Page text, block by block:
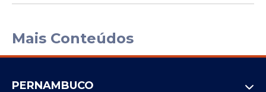
Mais Conteúdos
PERNAMBUCO